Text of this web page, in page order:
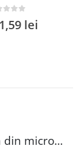
lei
Perna Rose 50x70 cm din microfibra matlasata Alcam cu umplutura sintetica pentru dormit confortabil